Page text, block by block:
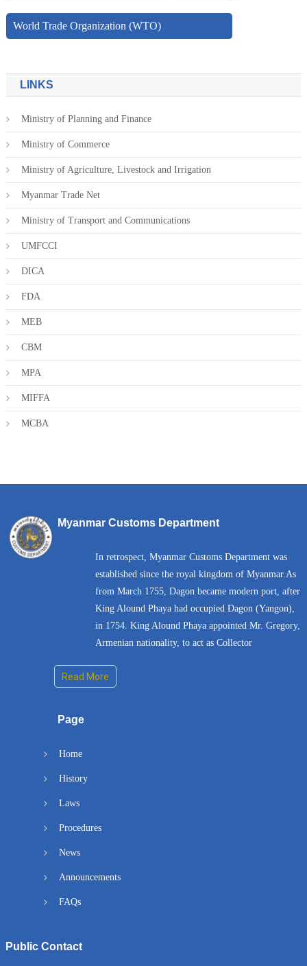
World Trade Organization (WTO)
LINKS
Ministry of Planning and Finance
Ministry of Commerce
Ministry of Agriculture, Livestock and Irrigation
Myanmar Trade Net
Ministry of Transport and Communications
UMFCCI
DICA
FDA
MEB
CBM
MPA
MIFFA
MCBA
Myanmar Customs Department
In retrospect, Myanmar Customs Department was
established since the royal kingdom of Myanmar.As
from March 1755, Dagon became modern port, after
King Alound Phaya had occupied Dagon (Yangon),
in 1754. King Alound Phaya appointed Mr. Gregory,
Armenian nationality, to act as Collector
Read More
Page
Home
History
Laws
Procedures
News
Announcements
FAQs
Public Contact